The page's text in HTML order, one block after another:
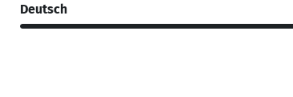
Deutsch